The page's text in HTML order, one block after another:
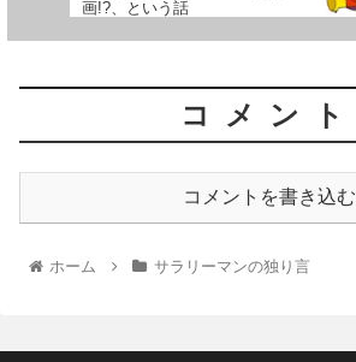
画!?、という話
コメント
コメントを書き込む
ホーム サラリーマンの独り言